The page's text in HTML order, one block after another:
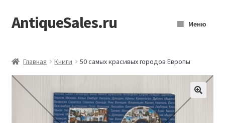
Перейти
к
Перейти
к
AntiqueSales.ru Меню
Главная Книги 50 самых красивых городов Европы